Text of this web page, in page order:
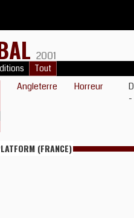
2001
Tout
Angleterre Horreur
-
(FRANCE)